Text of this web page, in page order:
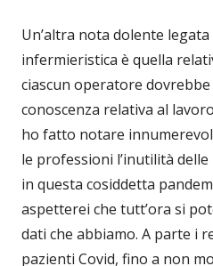
Un’altra nota dolente
infermieristica è quella
ciascun operatore
conoscenza relativa al
ho fatto notare
le professioni l’inutilità
in questa cosiddetta
aspetterei che tutt’ora si
dati che abbiamo. A parte i
pazienti Covid, fino a non